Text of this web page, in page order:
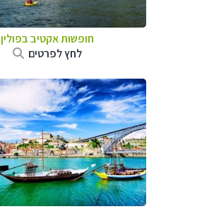
חופשות אקטיב בפולין
לחץ לפרטים